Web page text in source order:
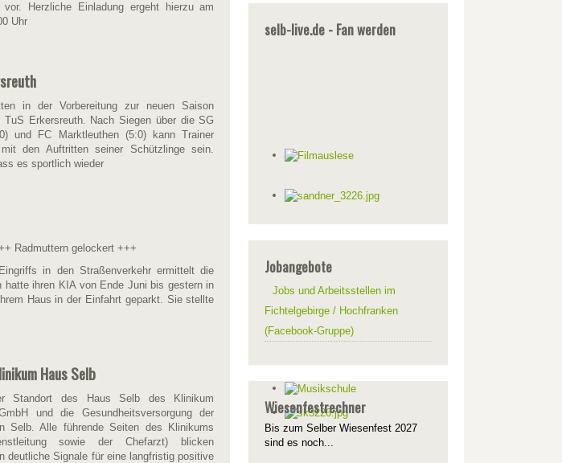
Herzliche Einladung ergeht hierzu am
Uhr
in der Vorbereitung zur neuen Saison
TuS Erkersreuth. Nach Siegen über die SG
und FC Marktleuthen (5:0) kann Trainer
den Auftritten seiner Schützlinge sein.
es sportlich wieder
Radmuttern gelockert +++
in den Straßenverkehr ermittelt die
hatte ihren KIA von Ende Juni bis gestern in
Haus in der Einfahrt geparkt. Sie stellte
Haus Selb
des Haus Selb des Klinikum
und die Gesundheitsversorgung der
Selb. Alle führende Seiten des Klinikums
sowie der Chefarzt) blicken
deutliche Signale für eine langfristig positive
selb-live.de - Fan werden
Jobangebote
Jobs und Arbeitsstellen im
Fichtelgebirge / Hochfranken
(Facebook-Gruppe)
Wiesenfestrechner
Bis zum Selber Wiesenfest 2027
sind es noch...